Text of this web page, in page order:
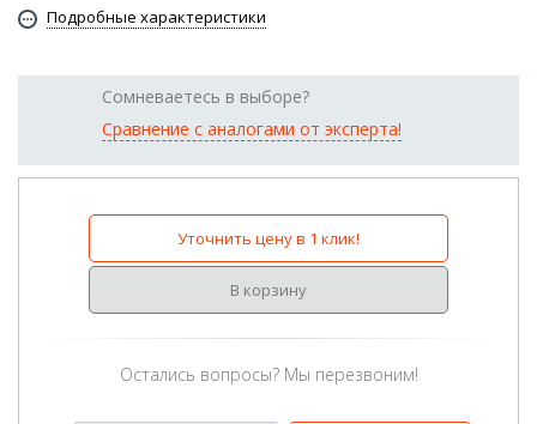
Подробные характеристики
Сомневаетесь в выборе?
Сравнение с аналогами от эксперта!
Уточнить цену в 1 клик!
В корзину
Остались вопросы? Мы перезвоним!